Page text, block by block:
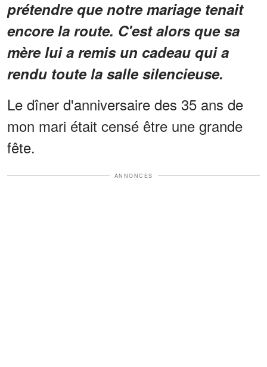
prétendre que notre mariage tenait
encore la route. C'est alors que sa
mère lui a remis un cadeau qui a
rendu toute la salle silencieuse.
Le dîner d'anniversaire des 35 ans de
mon mari était censé être une grande
fête.
ANNONCES